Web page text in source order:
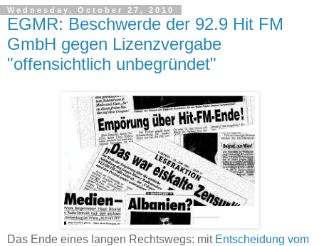
Wednesday, October 27, 2010
EGMR: Beschwerde der 92.9 Hit FM
GmbH gegen Lizenzvergabe
"offensichtlich unbegründet"
Das Ende eines langen Rechtswegs: mit Entscheidung vom